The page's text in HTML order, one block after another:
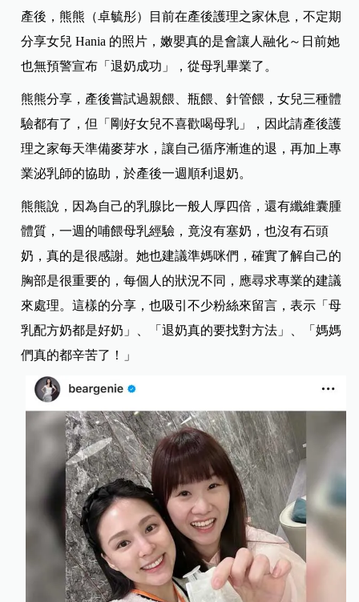
產後，熊熊（卓毓彤）目前在產後護理之家休息，不定期
分享女兒 Hania 的照片，嫩嬰真的是會讓人融化～日前她
也無預警宣布「退奶成功」，從母乳畢業了。
熊熊分享，產後嘗試過親餵、瓶餵、針管餵，女兒三種體
驗都有了，但「剛好女兒不喜歡喝母乳」，因此請產後護
理之家每天準備麥芽水，讓自己循序漸進的退，再加上專
業泌乳師的協助，於產後一週順利退奶。
熊熊說，因為自己的乳腺比一般人厚四倍，還有纖維囊腫
體質，一週的哺餵母乳經驗，竟沒有塞奶，也沒有石頭
奶，真的是很感謝。她也建議準媽咪們，確實了解自己的
胸部是很重要的，每個人的狀況不同，應尋求專業的建議
來處理。這樣的分享，也吸引不少粉絲來留言，表示「母
乳配方奶都是好奶」、「退奶真的要找對方法」、「媽媽
們真的都辛苦了！」